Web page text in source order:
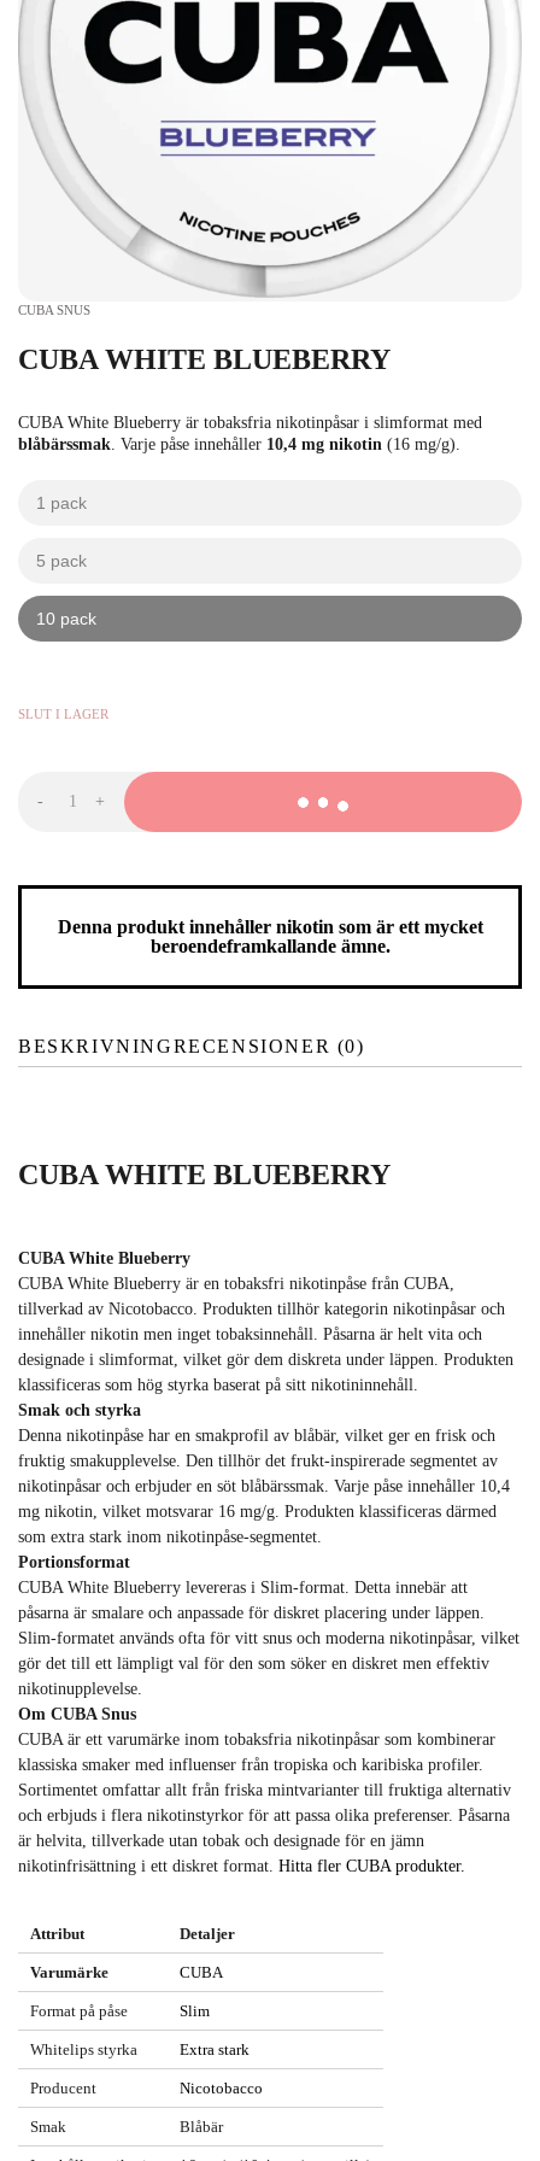
CUBA SNUS
CUBA WHITE BLUEBERRY
CUBA White Blueberry är tobaksfria nikotinpåsar i slimformat med
blåbärssmak. Varje påse innehåller 10,4 mg nikotin (16 mg/g).
1 pack
5 pack
10 pack
-CUBA
+
Denna produkt innehåller nikotin som är ett mycket
beroendeframkallande ämne.
BESKRIVNINGRECENSIONER (0)
CUBA WHITE BLUEBERRY
CUBA White Blueberry
CUBA White Blueberry är en tobaksfri nikotinpåse från CUBA,
tillverkad av Nicotobacco. Produkten tillhör kategorin nikotinpåsar och
innehåller nikotin men inget tobaksinnehåll. Påsarna är helt vita och
designade i slimformat, vilket gör dem diskreta under läppen. Produkten
klassificeras som hög styrka baserat på sitt nikotininnehåll.
Smak och styrka
Denna nikotinpåse har en smakprofil av blåbär, vilket ger en frisk och
fruktig smakupplevelse. Den tillhör det frukt‑inspirerade segmentet av
nikotinpåsar och erbjuder en söt blåbärssmak. Varje påse innehåller 10,4
mg nikotin, vilket motsvarar 16 mg/g. Produkten klassificeras därmed
som extra stark inom nikotinpåse‑segmentet.
Portionsformat
CUBA White Blueberry levereras i Slim‑format. Detta innebär att
påsarna är smalare och anpassade för diskret placering under läppen.
Slim‑formatet används ofta för vitt snus och moderna nikotinpåsar, vilket
gör det till ett lämpligt val för den som söker en diskret men effektiv
nikotinupplevelse.
Om CUBA Snus
CUBA är ett varumärke inom tobaksfria nikotinpåsar som kombinerar
klassiska smaker med influenser från tropiska och karibiska profiler.
Sortimentet omfattar allt från friska mintvarianter till fruktiga alternativ
och erbjuds i flera nikotinstyrkor för att passa olika preferenser. Påsarna
är helvita, tillverkade utan tobak och designade för en jämn
nikotinfrisättning i ett diskret format. Hitta fler CUBA produkter.
Attribut Detaljer
Varumärke CUBA
Format på påse Slim
Whitelips styrka Extra stark
Producent Nicotobacco
Smak Blåbär